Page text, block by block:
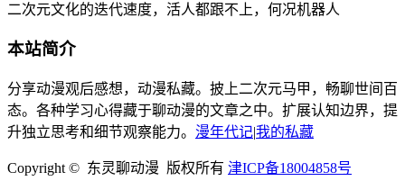
二次元文化的迭代速度，活人都跟不上，何况机器人
本站简介
分享动漫观后感想，动漫私藏。披上二次元马甲，畅聊世间百
态。各种学习心得藏于聊动漫的文章之中。扩展认知边界，提
升独立思考和细节观察能力。 漫年代记|我的私藏
Copyright © 东灵聊动漫 版权所有 津ICP备18004858号